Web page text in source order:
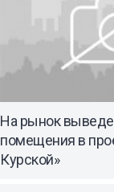
На рынок
помещения в
Курской»